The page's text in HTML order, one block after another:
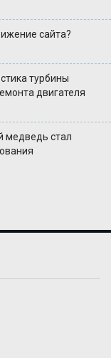
сайта?
турбины
двигателя
медведь стал